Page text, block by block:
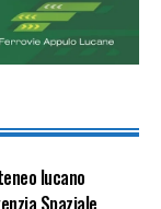
lucano
Spaziale